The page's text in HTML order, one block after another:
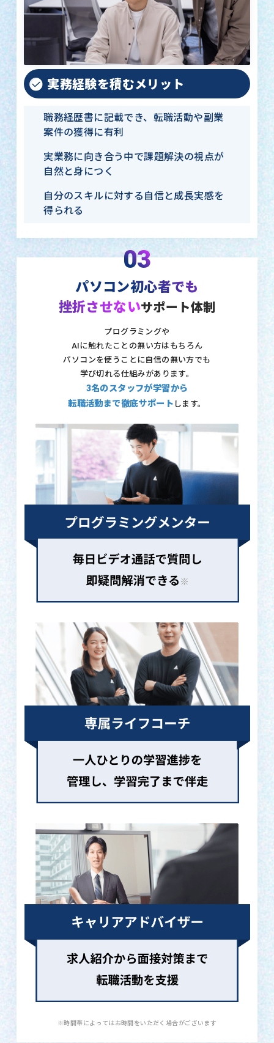
実務経験を積むメリット
職務経歴書に記載でき、転職活動や副業
案件の獲得に有利
実業務に向き合う中で課題解決の視点が
自然と身につく
自分のスキルに対する自信と成長実感を
得られる
03
パソコン初心者でも
挫折させないサポート体制
プログラミングや
AIに触れたことの無い方はもちろん
パソコンを使うことに自信の無い方でも
学び切れる仕組みがあります。
3名のスタッフが学習から
転職活動まで徹底サポート します。
※時間帯によってはお時間をいただく場合がございます